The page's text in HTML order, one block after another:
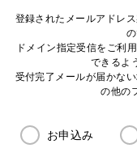
登録されたメールアドレ
ドメイン指定受信をご利
できるよ
受付完了メールが届かな
の他の
お申込み